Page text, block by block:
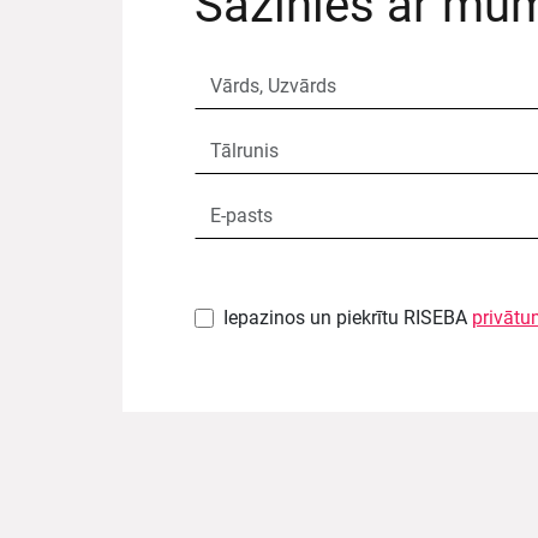
Iepazinos un piekrītu RISEBA